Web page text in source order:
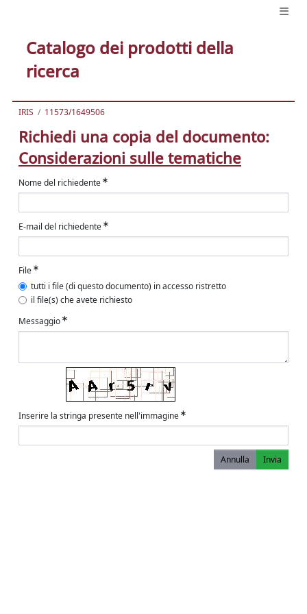
Catalogo dei prodotti della
ricerca
IRIS 11573/1649506
Richiedi una copia del documento:
Considerazioni sulle tematiche
Nome del richiedente
E-mail del richiedente
File
tutti i file (di questo documento) in accesso ristretto
il file(s) che avete richiesto
Messaggio
Inserire la stringa presente nell'immagine
Annulla Invia